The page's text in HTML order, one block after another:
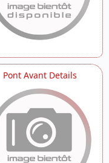
Pont Avant Details